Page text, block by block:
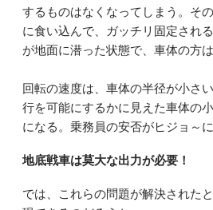
するものはなくなってしまう。そ
に食い込んで、ガッチリ固定され
が地面に潜った状態で、車体の方
回転の速度は、車体の半径が小さ
行を可能にするかに見えた車体の
になる。乗務員の安否がヒジョ～に
地底戦車は莫大な出力が必要！
では、これらの問題が解決された